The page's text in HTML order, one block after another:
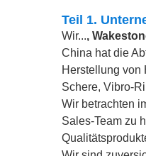
Teil 1.
Wir...,
China hat die
Herstellung von
Schere, Vibro-
Wir betrachten
Sales-Team zu